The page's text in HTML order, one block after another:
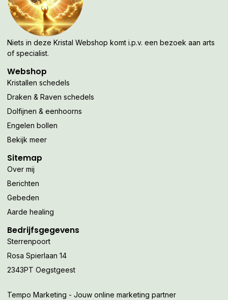
Niets in deze Kristal Webshop komt i.p.v. een bezoek aan arts
of specialist.
Webshop
Kristallen schedels
Draken & Raven schedels
Dolfijnen & eenhoorns
Engelen bollen
Bekijk meer
Sitemap
Over mij
Berichten
Gebeden
Aarde healing
Bedrijfsgegevens
Sterrenpoort
Rosa Spierlaan 14
2343PT Oegstgeest
Tempo Marketing - Jouw online marketing partner